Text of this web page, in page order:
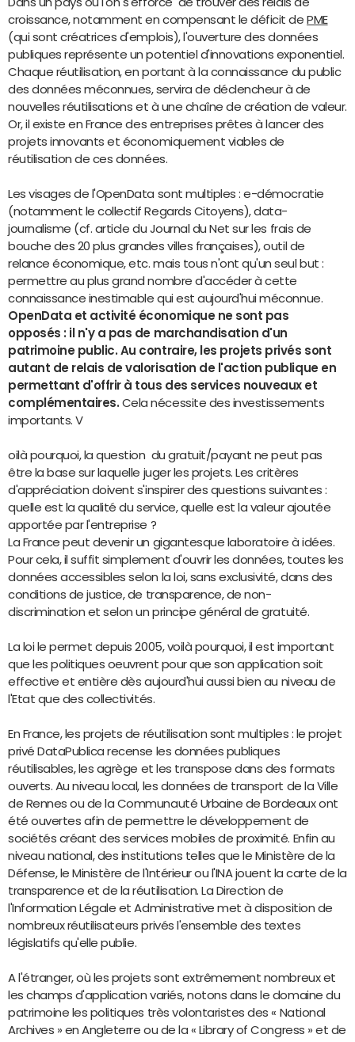
croissance, notamment en compensant le déficit de PME
(qui sont créatrices d'emplois), l'ouverture des données
publiques représente un potentiel d'innovations exponentiel.
Chaque réutilisation, en portant à la connaissance du public
des données méconnues, servira de déclencheur à de
nouvelles réutilisations et à une chaîne de création de valeur.
Or, il existe en France des entreprises prêtes à lancer des
projets innovants et économiquement viables de
réutilisation de ces données.
Les visages de l'OpenData sont multiples : e-démocratie
(notamment le collectif Regards Citoyens), data-
journalisme (cf. article du Journal du Net sur les frais de
bouche des 20 plus grandes villes françaises), outil de
relance économique, etc. mais tous n'ont qu'un seul but :
permettre au plus grand nombre d'accéder à cette
connaissance inestimable qui est aujourd'hui méconnue.
OpenData et activité économique ne sont pas
opposés : il n'y a pas de marchandisation d'un
patrimoine public. Au contraire, les projets privés sont
autant de relais de valorisation de l'action publique en
permettant d'offrir à tous des services nouveaux et
complémentaires. Cela nécessite des investissements
importants. V
oilà pourquoi, la question du gratuit/payant ne peut pas
être la base sur laquelle juger les projets. Les critères
d'appréciation doivent s'inspirer des questions suivantes :
quelle est la qualité du service, quelle est la valeur ajoutée
apportée par l'entreprise ?
La France peut devenir un gigantesque laboratoire à idées.
Pour cela, il suffit simplement d'ouvrir les données, toutes les
données accessibles selon la loi, sans exclusivité, dans des
conditions de justice, de transparence, de non-
discrimination et selon un principe général de gratuité.
La loi le permet depuis 2005, voilà pourquoi, il est important
que les politiques oeuvrent pour que son application soit
effective et entière dès aujourd'hui aussi bien au niveau de
l'Etat que des collectivités.
En France, les projets de réutilisation sont multiples : le projet
privé DataPublica recense les données publiques
réutilisables, les agrège et les transpose dans des formats
ouverts. Au niveau local, les données de transport de la Ville
de Rennes ou de la Communauté Urbaine de Bordeaux ont
été ouvertes afin de permettre le développement de
sociétés créant des services mobiles de proximité. Enfin au
niveau national, des institutions telles que le Ministère de la
Défense, le Ministère de l'Intérieur ou l'INA jouent la carte de la
transparence et de la réutilisation. La Direction de
l'Information Légale et Administrative met à disposition de
nombreux réutilisateurs privés l'ensemble des textes
législatifs qu'elle publie.
A l'étranger, où les projets sont extrêmement nombreux et
les champs d'application variés, notons dans le domaine du
patrimoine les politiques très volontaristes des « National
Archives » en Angleterre ou de la « Library of Congress » et de